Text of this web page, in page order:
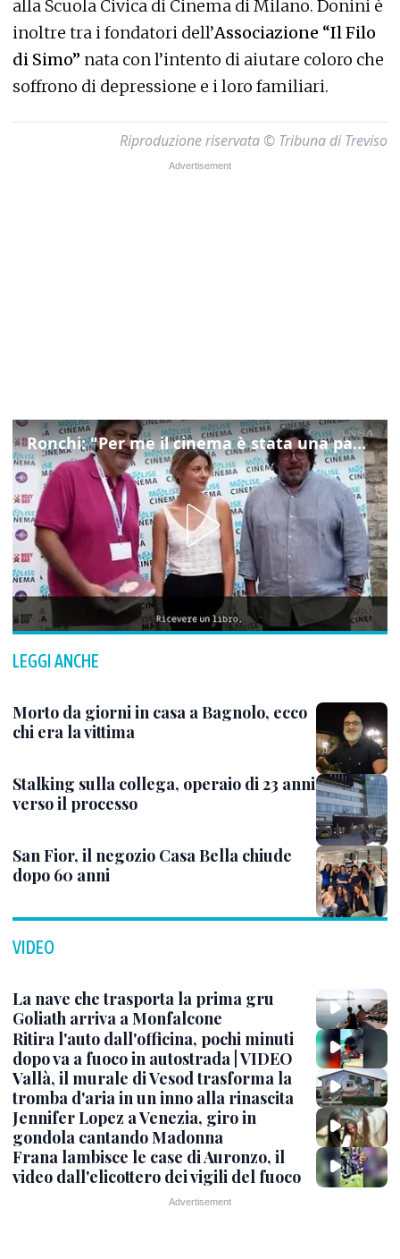
alla Scuola Civica di Cinema di Milano. Donini è
inoltre tra i fondatori dell’Associazione “Il Filo
di Simo” nata con l’intento di aiutare coloro che
soffrono di depressione e i loro familiari.
Riproduzione riservata © Tribuna di Treviso
Ronchi: "Per me il cinema è stata una passione, monografia dedicata è un bel regalo"
LEGGI ANCHE
Morto da giorni in casa a Bagnolo, ecco
chi era la vittima
Stalking sulla collega, operaio di 23 anni
verso il processo
San Fior, il negozio Casa Bella chiude
dopo 60 anni
VIDEO
La nave che trasporta la prima gru
Goliath arriva a Monfalcone
Ritira l'auto dall'officina, pochi minuti
dopo va a fuoco in autostrada | VIDEO
Vallà, il murale di Vesod trasforma la
tromba d'aria in un inno alla rinascita
Jennifer Lopez a Venezia, giro in
gondola cantando Madonna
Frana lambisce le case di Auronzo, il
video dall'elicottero dei vigili del fuoco